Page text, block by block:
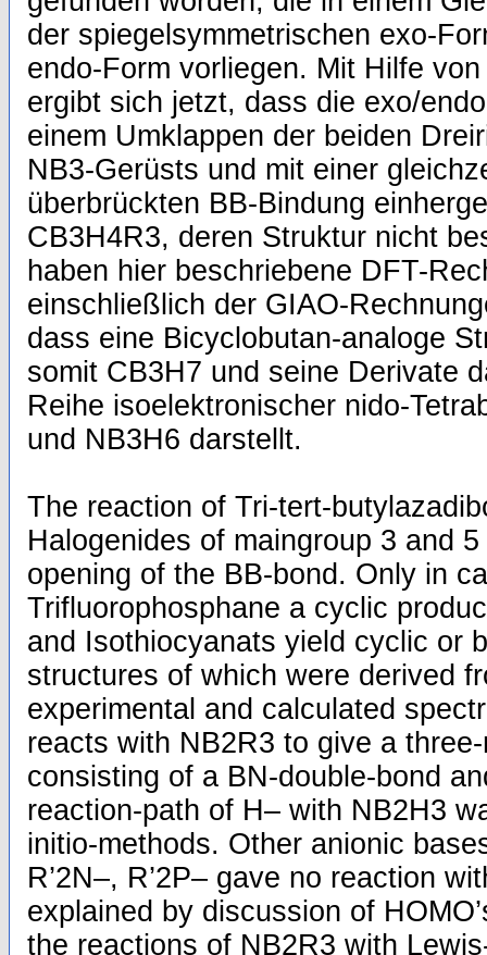
der spiegelsymmetrischen exo-
endo-Form vorliegen. Mit Hilfe
ergibt sich jetzt, dass die exo/
einem Umklappen der beiden
NB3-Gerüsts und mit einer
überbrückten BB-Bindung
CB3H4R3, deren Struktur nicht
haben hier beschriebene DFT-
einschließlich der GIAO-
dass eine Bicyclobutan-analoge
somit CB3H7 und seine Derivate
Reihe isoelektronischer nido-
und NB3H6 darstellt.
The reaction of Tri-tert-
Halogenides of maingroup 3 and
opening of the BB-bond. Only in
Trifluorophosphane a cyclic
and Isothiocyanats yield cyclic or
structures of which were derived
experimental and calculated
reacts with NB2R3 to give a
consisting of a BN-double-bond
reaction-path of H– with NB2H3
initio-methods. Other anionic
R’2N–, R’2P– gave no reaction
explained by discussion of
the reactions of NB2R3 with